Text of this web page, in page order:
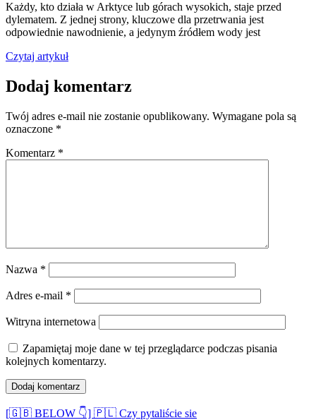
Każdy, kto działa w Arktyce lub górach wysokich, staje przed
dylematem. Z jednej strony, kluczowe dla przetrwania jest
odpowiednie nawodnienie, a jedynym źródłem wody jest
Czytaj artykuł
Dodaj komentarz
Twój adres e-mail nie zostanie opublikowany. Wymagane pola są
oznaczone *
Komentarz *
Nazwa *
Adres e-mail *
Witryna internetowa
Zapamiętaj moje dane w tej przeglądarce podczas pisania
kolejnych komentarzy.
[🇬🇧 BELOW 👇] 🇵🇱 Czy pytaliście sie